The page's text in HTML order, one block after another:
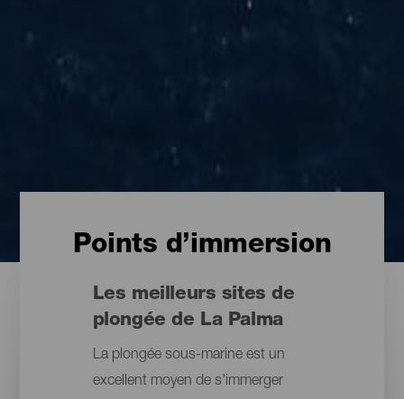
Points d’immersion
Les meilleurs sites de
plongée de La Palma
La plongée sous-marine est un
excellent moyen de s'immerger